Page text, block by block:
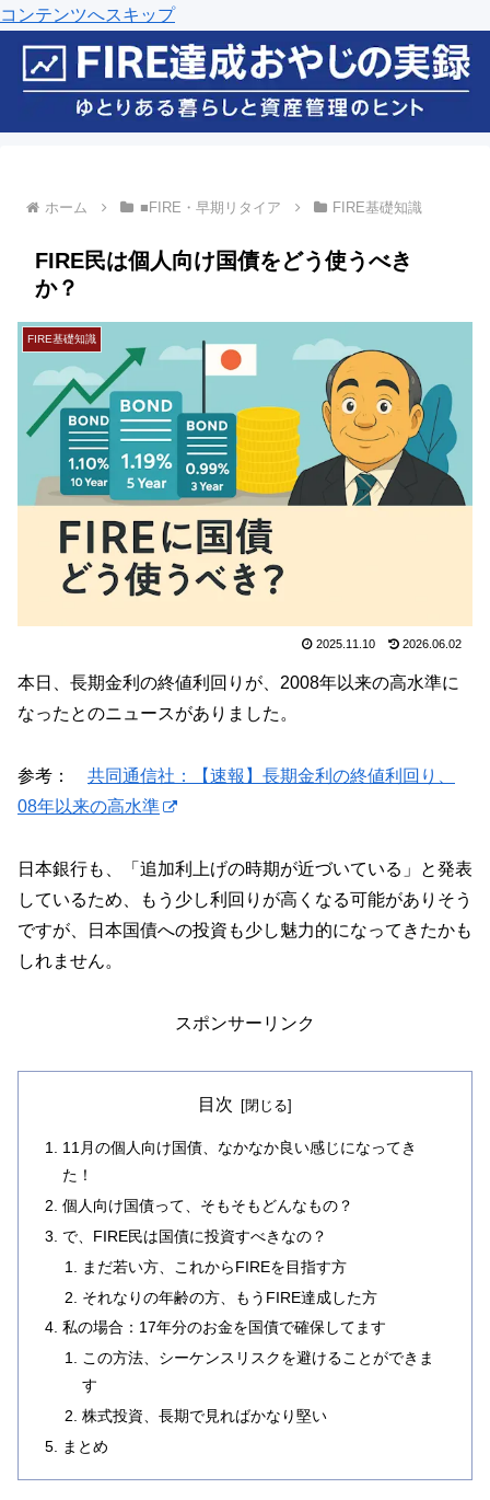
コンテンツへスキップ
ホーム ■FIRE・早期リタイア FIRE基礎知識
FIRE民は個人向け国債をどう使うべき
か？
FIRE基礎知識
2025.11.10 2026.06.02
本日、長期金利の終値利回りが、2008年以来の高水準に
なったとのニュースがありました。
参考： 共同通信社：【速報】長期金利の終値利回り、
08年以来の高水準
日本銀行も、「追加利上げの時期が近づいている」と発表
しているため、もう少し利回りが高くなる可能がありそう
ですが、日本国債への投資も少し魅力的になってきたかも
しれません。
スポンサーリンク
目次
11月の個人向け国債、なかなか良い感じになってき
た！
個人向け国債って、そもそもどんなもの？
で、FIRE民は国債に投資すべきなの？
まだ若い方、これからFIREを目指す方
それなりの年齢の方、もうFIRE達成した方
私の場合：17年分のお金を国債で確保してます
この方法、シーケンスリスクを避けることができま
す
株式投資、長期で見ればかなり堅い
まとめ